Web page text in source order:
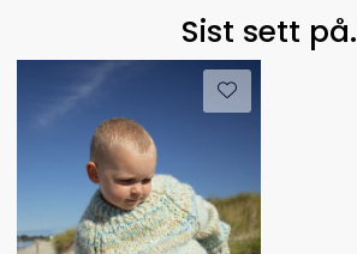
Sist sett på.